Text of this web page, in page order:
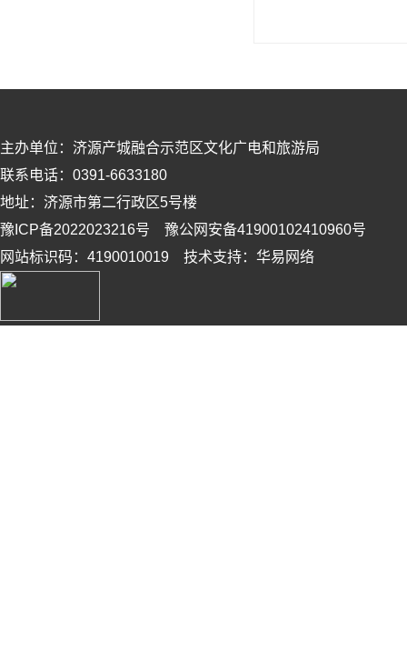
主办单位：济源产城融合示范区文化广电和旅游局
联系电话：0391-6633180
地址：济源市第二行政区5号楼
豫ICP备2022023216号 豫公网安备41900102410960号
网站标识码：4190010019 技术支持：华易网络